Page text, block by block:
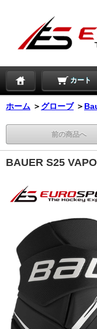
カート
ホーム ＞ グローブ ＞
前の商品へ
BAUER S25